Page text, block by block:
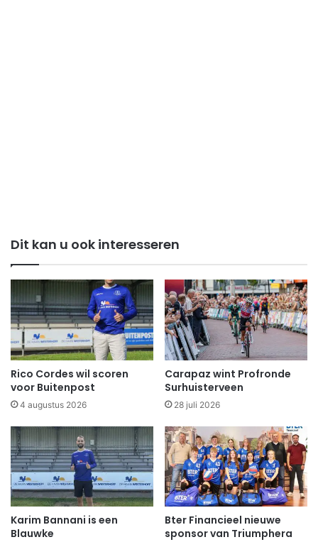
Dit kan u ook interesseren
Rico Cordes wil scoren
voor Buitenpost
4 augustus 2026
Carapaz wint Profronde
Surhuisterveen
28 juli 2026
Karim Bannani is een
Blauwke
Bter Financieel nieuwe
sponsor van Triumphera